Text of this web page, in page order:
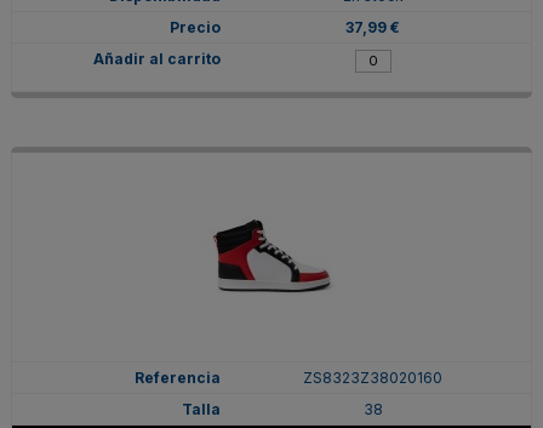
37,99 €
ZS8323Z38020160
38